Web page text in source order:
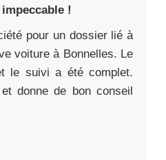
!
pour un dossier lié à
voiture à Bonnelles. Le
le suivi a été complet.
donne de bon conseil